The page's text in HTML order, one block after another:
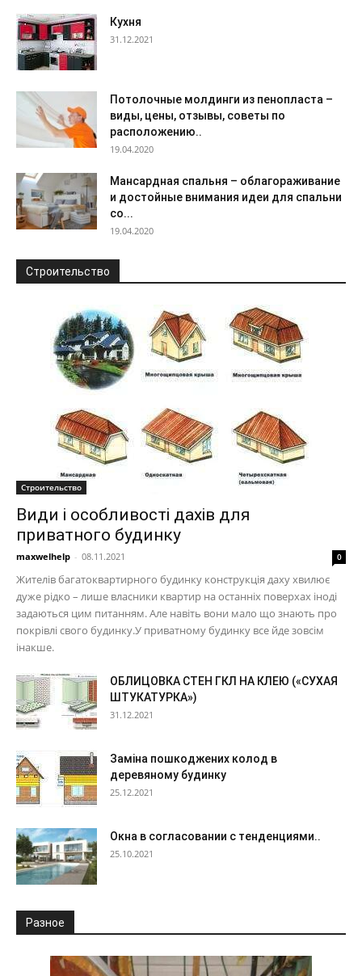
Кухня
31.12.2021
Потолочные молдинги из пенопласта –
виды, цены, отзывы, советы по
расположению..
19.04.2020
Мансардная спальня – облагораживание
и достойные внимания идеи для спальни
со...
19.04.2020
Строительство
Строительство
Види і особливості дахів для
приватного будинку
maxwelhelp - 08.11.2021 0
Жителів багатоквартирного будинку конструкція даху хвилює
дуже рідко – лише власники квартир на останніх поверхах іноді
задаються цим питанням. Але навіть вони мало що знають про
покрівлі свого будинку.У приватному будинку все йде зовсім
інакше.
ОБЛИЦОВКА СТЕН ГКЛ НА КЛЕЮ («СУХАЯ
ШТУКАТУРКА»)
31.12.2021
Заміна пошкоджених колод в
деревяному будинку
25.12.2021
Окна в согласовании с тенденциями..
25.10.2021
Разное